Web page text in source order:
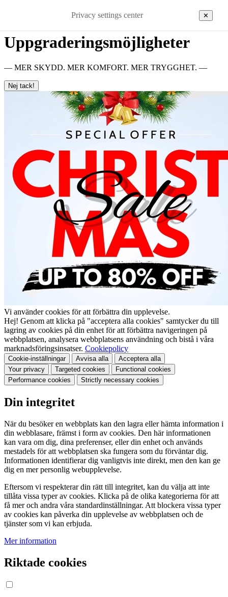
Uppgraderingsmöjligheter
— MER SKYDD. MER KOMFORT. MER TRYGGHET. —
Nej tack!
Vi använder cookies för att förbättra din upplevelse.
Hej! Genom att klicka på "acceptera alla cookies" samtycker du till
lagring av cookies på din enhet för att förbättra navigeringen på
webbplatsen, analysera webbplatsens användning och bistå i våra
marknadsföringsinsatser. Cookiepolicy
Cookie-inställningar Avvisa alla Acceptera alla
Privacy settings center ✕
Your privacy Targeted cookies
Functional cookies
Performance cookies
Strictly necessary cookies
Din integritet
När du besöker en webbplats kan den lagra eller hämta information i
din webblasare, främst i form av cookies. Den här informationen
kan vara om dig, dina preferenser, eller din enhet och används
mestadels för att webbplatsen ska fungera som du förväntar dig.
Informationen identifierar dig vanligtvis inte direkt, men den kan ge
dig en mer personlig webupplevelse.
Eftersom vi respekterar din rätt till integritet, kan du välja att inte
tillåta vissa typer av cookies. Klicka på de olika kategorierna för att
få mer och andra våra standardinställningar. Att blockera vissa typer
av cookies kan påverka din upplevelse av webbplatsen och de
tjänster som vi kan erbjuda.
Mer information
Riktade cookies